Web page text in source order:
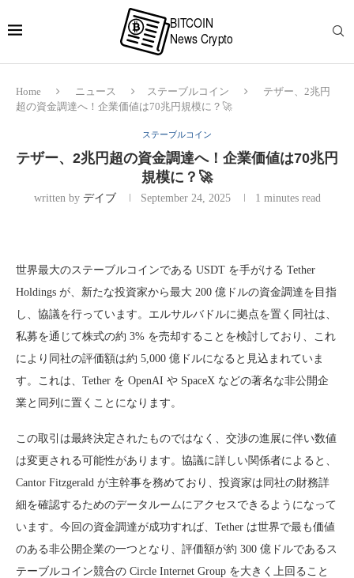
Home ニュース ステーブルコイン
テザー、2兆円
超の資金調達へ！企業価値は70兆円規模に？🚀
ステーブルコイン
テザー、2兆円超の資金調達へ！企業価値は70兆円
規模に？🚀
written by デイブ September 24, 2025 1 minutes read
世界最大のステーブルコインである USDT を手がける Tether
Holdings が、新たな投資家から最大 200 億ドルの資金調達を目指
し、協議を行っています。エルサルバドルに拠点を置く同社は、
私募を通じて株式の約 3% を売却することを検討しており、これ
により同社の評価額は約 5,000 億ドルになると見込まれていま
す。これは、Tether を OpenAI や SpaceX などの著名な非公開企
業と同列に置くことになります。
この取引は最終決定されたものではなく、交渉の進展に伴い数値
は変更される可能性があります。協議に詳しい関係者によると、
Cantor Fitzgerald が主幹事を務めており、投資家は同社の財務詳
細を確認するためのデータルームにアクセスできるようになって
います。今回の資金調達が成功すれば、Tether は世界で最も価値
のある非公開企業の一つとなり、評価額が約 300 億ドルであるス
テーブルコイン競合の Circle Internet Group を大きく上回ること